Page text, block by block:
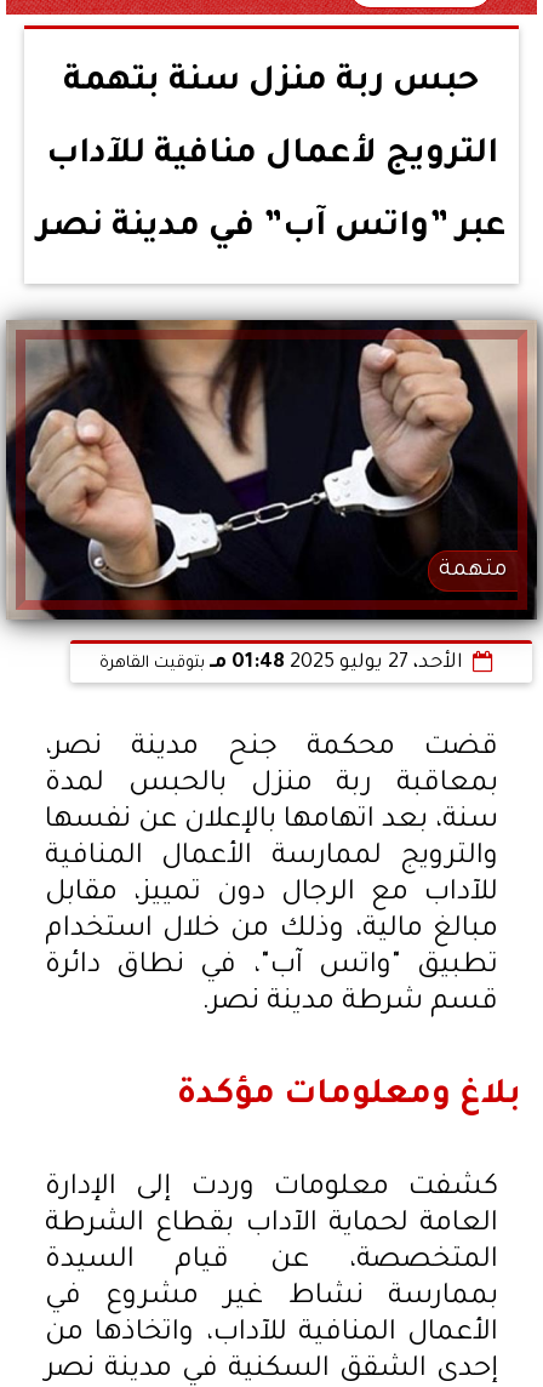
حبس ربة منزل سنة بتهمة
الترويج لأعمال منافية للآداب
عبر ”واتس آب” في مدينة نصر
متهمة
الأحد، 27 يوليو 2025 01:48 مـ بتوقيت القاهرة
قضت محكمة جنح مدينة نصر،
بمعاقبة ربة منزل بالحبس لمدة
سنة، بعد اتهامها بالإعلان عن نفسها
والترويج لممارسة الأعمال المنافية
للآداب مع الرجال دون تمييز، مقابل
مبالغ مالية، وذلك من خلال استخدام
تطبيق "واتس آب"، في نطاق دائرة
قسم شرطة مدينة نصر.
بلاغ ومعلومات مؤكدة
كشفت معلومات وردت إلى الإدارة
العامة لحماية الآداب بقطاع الشرطة
المتخصصة، عن قيام السيدة
بممارسة نشاط غير مشروع في
الأعمال المنافية للآداب، واتخاذها من
إحدى الشقق السكنية في مدينة نصر